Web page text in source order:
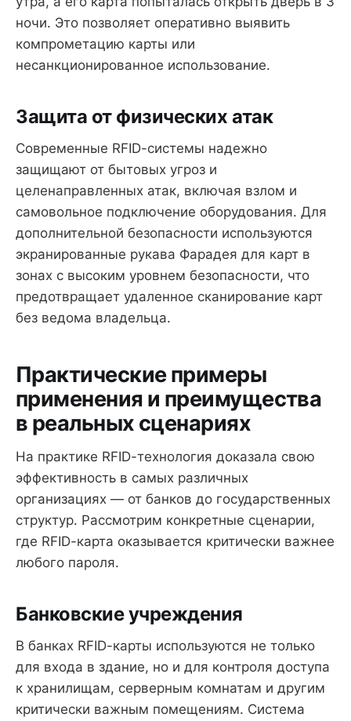
ночи. Это позволяет оперативно выявить
компрометацию карты или
несанкционированное использование.
Защита от физических атак
Современные RFID-системы надежно
защищают от бытовых угроз и
целенаправленных атак, включая взлом и
самовольное подключение оборудования. Для
дополнительной безопасности используются
экранированные рукава Фарадея для карт в
зонах с высоким уровнем безопасности, что
предотвращает удаленное сканирование карт
без ведома владельца.
Практические примеры
применения и преимущества
в реальных сценариях
На практике RFID-технология доказала свою
эффективность в самых различных
организациях — от банков до государственных
структур. Рассмотрим конкретные сценарии,
где RFID-карта оказывается критически важнее
любого пароля.
Банковские учреждения
В банках RFID-карты используются не только
для входа в здание, но и для контроля доступа
к хранилищам, серверным комнатам и другим
критически важным помещениям. Система